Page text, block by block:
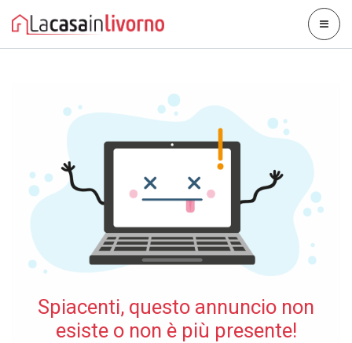
Spiacenti, questo annuncio non
esiste o non è più presente!